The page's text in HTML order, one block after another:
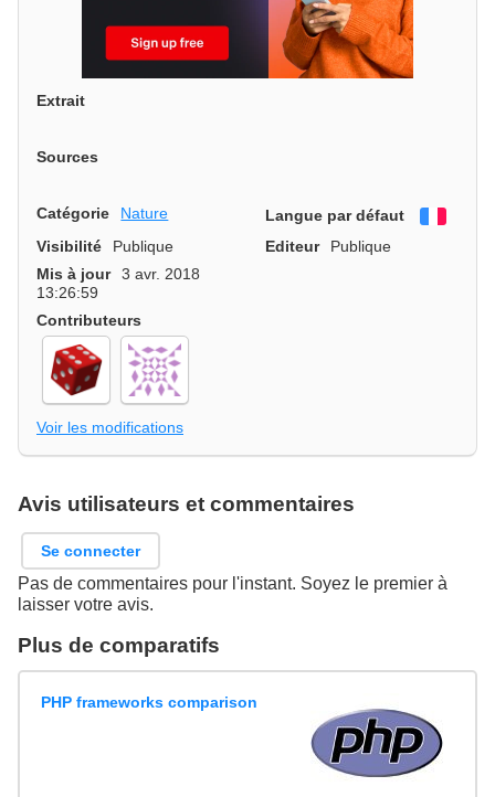
Extrait
Sources
Catégorie Nature Langue par défaut
Visibilité
Publique Editeur
Publique
Mis à jour
3 avr. 2018
13:26:59
Contributeurs
Voir les modifications
Avis utilisateurs et commentaires
Se connecter
Pas de commentaires pour l'instant. Soyez le premier à
laisser votre avis.
Plus de comparatifs
PHP frameworks comparison